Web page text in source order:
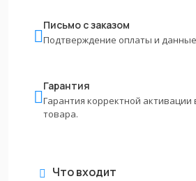
Письмо с заказом
Подтверждение оплаты и
Гарантия
Гарантия корректной активации
товара.
Что входит